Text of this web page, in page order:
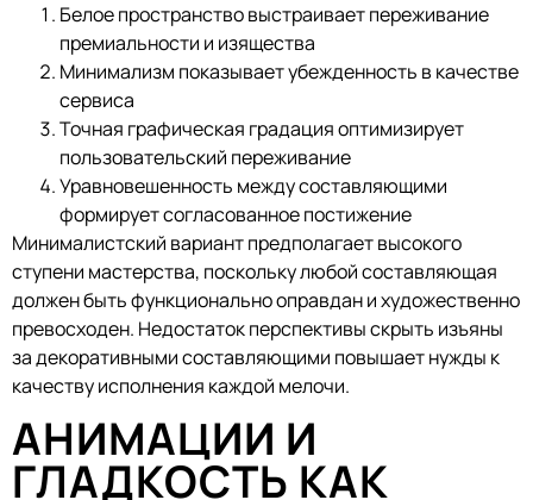
Белое пространство выстраивает переживание
премиальности и изящества
Минимализм показывает убежденность в качестве
сервиса
Точная графическая градация оптимизирует
пользовательский переживание
Уравновешенность между составляющими
формирует согласованное постижение
Минималистский вариант предполагает высокого
ступени мастерства, поскольку любой составляющая
должен быть функционально оправдан и художественно
превосходен. Недостаток перспективы скрыть изъяны
за декоративными составляющими повышает нужды к
качеству исполнения каждой мелочи.
АНИМАЦИИ И
ГЛАДКОСТЬ КАК